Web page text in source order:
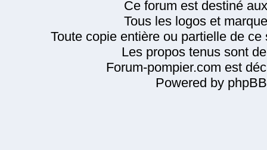
Ce forum est destiné
Tous les logos et
Toute copie entière ou partielle de
Les propos tenus sont
Forum-pompier.com est
Powered by